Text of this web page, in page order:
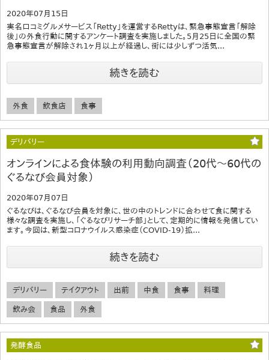
2020年07月15日
実名口コミグルメサービス「Retty」を運営するRettyは、緊急事態宣言「解除
後」の外食行動に関するアンケート調査を実施しました。5月25日に全国の緊
急事態宣言が解除され1ヶ月以上が経過し、街には少しずつ活気...
続きを読む
外食 飲食店 食事
デリバリー
オンラインによる食体験の利用動向調査（20代～60代の
ぐるなび会員対象）
2020年07月07日
ぐるなびは、ぐるなび会員を対象に、世の中のトレンドに合わせて食に関する
様々な調査を実施し、「ぐるなびリサーチ部」として、定期的に情報を発信してい
ます。今回は、新型コロナウイルス感染症（COVID-19）拡...
続きを読む
デリバリー テイクアウト 出前 中食 食事 料理
飲み会 食品 外食
発酵食品